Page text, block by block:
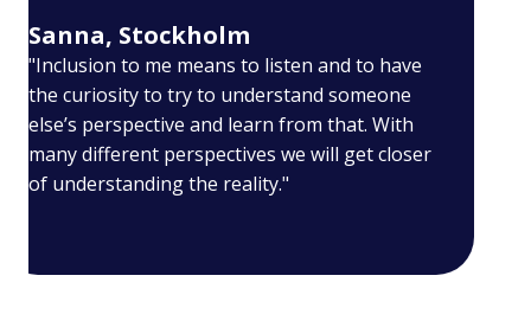
Sanna, Stockholm
"Inclusion to me means to listen and to have
the curiosity to try to understand someone
else’s perspective and learn from that. With
many different perspectives we will get closer
of understanding the reality."